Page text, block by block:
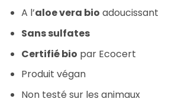
A l’aloe vera bio adoucissant
Sans sulfates
Certifié bio par Ecocert
Produit végan
Non testé sur les animaux